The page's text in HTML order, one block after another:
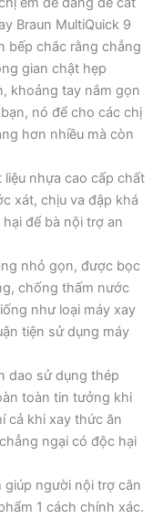
Braun MultiQuick 9
bếp chắc rằng chẳng
gian chật hẹp
khoảng tay nắm gọn
nó để cho các chị
hơn nhiều mà còn
nhựa cao cấp chất
xát, chịu va đập khá
để bà nội trợ an
nhỏ gọn, được bọc
chống thấm nước
như loại máy xay
tiện sử dụng máy
dao sử dụng thép
toàn tin tưởng khi
cả khi xay thức ăn
ngại có độc hại
người nội trợ cân
1 cách chính xác.